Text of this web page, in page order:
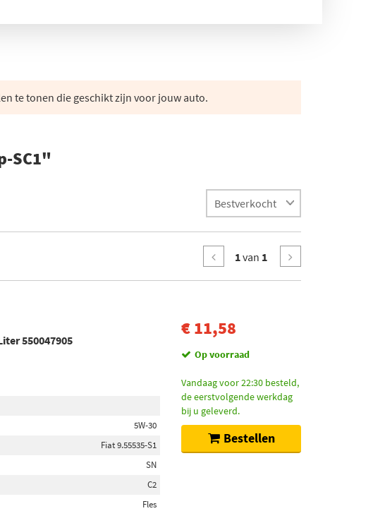
te tonen die geschikt zijn voor jouw auto.
SC1"
1van 1
550047905
5W-30
Fiat 9.55535-S1
SN
C2
Fles
€ 11,58
Op voorraad
Vandaag voor 22:30 besteld,
de eerstvolgende werkdag
bij u geleverd.
Bestellen